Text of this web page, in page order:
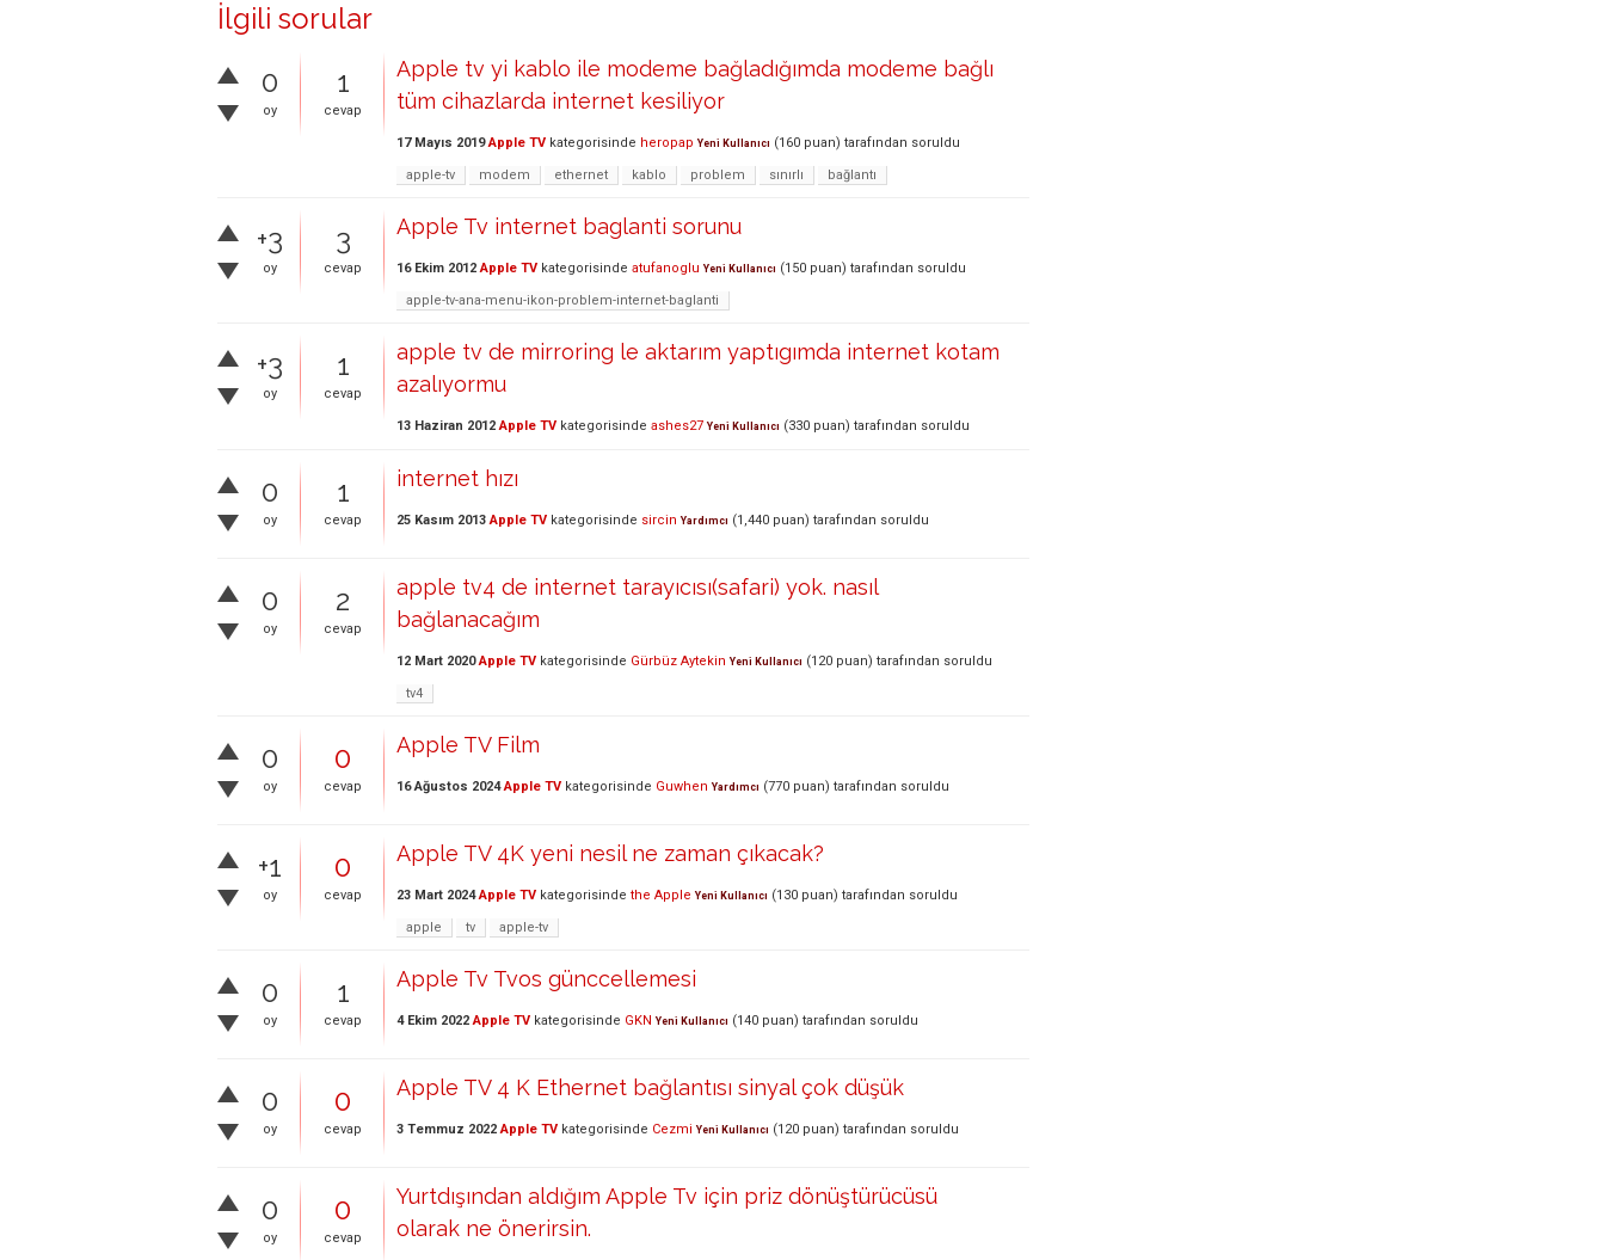
İlgili sorular
0
oy
1
cevap
Apple tv yi kablo ile modeme bağladığımda modeme bağlı
tüm cihazlarda internet kesiliyor
17 Mayıs 2019 Apple TV kategorisinde heropap Yeni Kullanıcı (160 puan) tarafından soruldu
apple-tv modem ethernet kablo problem sınırlı bağlantı
+3
oy
3
cevap
Apple Tv internet baglanti sorunu
16 Ekim 2012 Apple TV kategorisinde atufanoglu Yeni Kullanıcı (150 puan) tarafından soruldu
apple-tv-ana-menu-ikon-problem-internet-baglanti
+3
oy
1
cevap
apple tv de mirroring le aktarım yaptıgımda internet kotam
azalıyormu
13 Haziran 2012 Apple TV kategorisinde ashes27 Yeni Kullanıcı (330 puan) tarafından soruldu
0
oy
1
cevap
internet hızı
25 Kasım 2013 Apple TV kategorisinde sircin Yardımcı (1,440 puan) tarafından soruldu
0
oy
2
cevap
apple tv4 de internet tarayıcısı(safari) yok. nasıl
bağlanacağım
12 Mart 2020 Apple TV kategorisinde Gürbüz Aytekin Yeni Kullanıcı (120 puan) tarafından soruldu
tv4
0
oy
0
cevap
Apple TV Film
16 Ağustos 2024 Apple TV kategorisinde Guwhen Yardımcı (770 puan) tarafından soruldu
+1
oy
0
cevap
Apple TV 4K yeni nesil ne zaman çıkacak?
23 Mart 2024 Apple TV kategorisinde the Apple Yeni Kullanıcı (130 puan) tarafından soruldu
apple tv apple-tv
0
oy
1
cevap
Apple Tv Tvos günccellemesi
4 Ekim 2022 Apple TV kategorisinde GKN Yeni Kullanıcı (140 puan) tarafından soruldu
0
oy
0
cevap
Apple TV 4 K Ethernet bağlantısı sinyal çok düşük
3 Temmuz 2022 Apple TV kategorisinde Cezmi Yeni Kullanıcı (120 puan) tarafından soruldu
0
oy
0
cevap
Yurtdışından aldığım Apple Tv için priz dönüştürücüsü
olarak ne önerirsin.